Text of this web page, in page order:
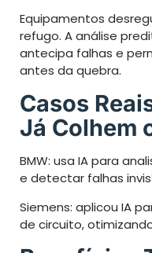
Equipamentos
refugo. A análise
antecipa falhas e
antes da quebra.
Casos
Já Colhem
BMW: usa IA para
e detectar falhas
Siemens: aplicou IA
de circuito,